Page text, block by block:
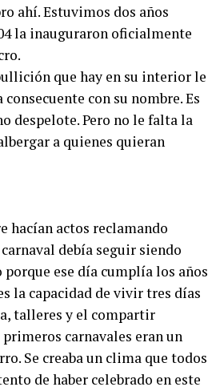
ahí. Estuvimos dos años
la inauguraron oficialmente
que hay en su interior le
con su nombre. Es
despelote. Pero no le falta la
a quienes quieran
hacían actos reclamando
debía seguir siendo
ese día cumplía los años
la capacidad de vivir tres días
talleres y el compartir
carnavales eran un
Se creaba un clima que todos
de haber celebrado en este